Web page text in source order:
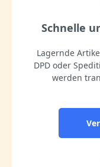
Schnelle
Lagernde
DPD oder
werden